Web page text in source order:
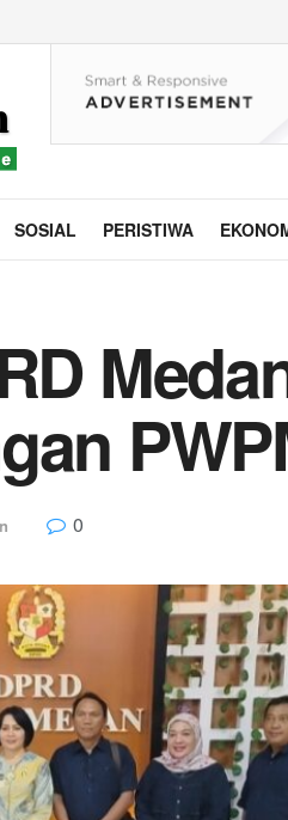
SOSIAL PERISTIWA
0